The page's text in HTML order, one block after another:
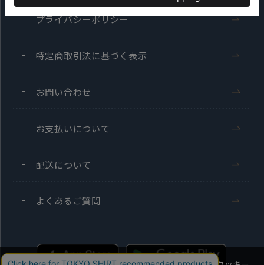
プライバシーポリシー
特定商取引法に基づく表示
お問い合わせ
お支払いについて
配送について
よくあるご質問